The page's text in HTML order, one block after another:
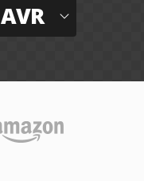
AVR